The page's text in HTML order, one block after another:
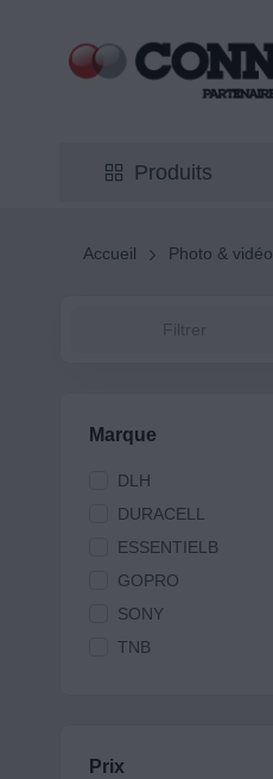
Produits
Accueil Photo & vidéo
Filtrer
Marque
DLH
DURACELL
ESSENTIELB
GOPRO
SONY
TNB
Prix